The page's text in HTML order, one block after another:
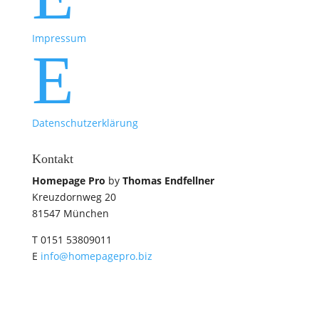
Impressum
E
Datenschutzerklärung
Kontakt
Homepage Pro by Thomas Endfellner
Kreuzdornweg 20
81547 München
T 0151 53809011
E info@homepagepro.biz